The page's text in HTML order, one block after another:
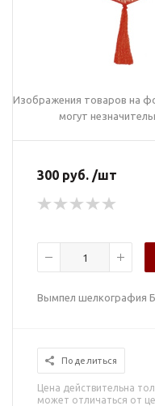
Изображения товаров на
могут
300 руб. /шт
Вымпел шелкография
Поделиться
Цена действительна
может отличаться от